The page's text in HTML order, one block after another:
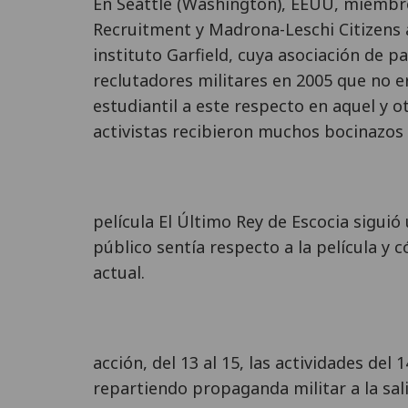
Recruitment y Madrona-Leschi
instituto Garfield, cuya asociación de
reclutadores militares en 2005 que no
estudiantil a este respecto en aquel y
activistas recibieron muchos bocinazos
película El Último Rey de Escocia
público sentía respecto a la película y
actual.
acción, del 13 al 15, las actividades del
repartiendo propaganda militar a la